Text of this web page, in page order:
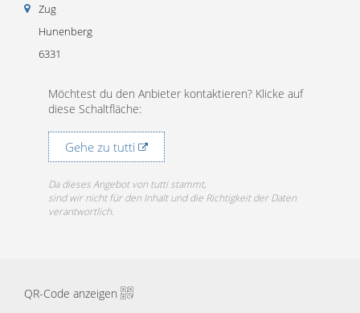
Zug
Hunenberg
6331
Möchtest du den Anbieter kontaktieren? Klicke auf
diese Schaltfläche:
Gehe zu tutti
Da dieses Angebot von tutti stammt,
sind wir nicht für den Inhalt und die Richtigkeit der Daten
verantwortlich.
QR-Code anzeigen